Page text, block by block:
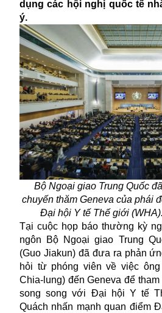
dụng các hội nghị quốc tế
ý.
Bộ Ngoại giao Trung Quốc
chuyến thăm Geneva của phái
Đại hội Y tế Thế giới
Tại cuộc họp báo thường kỳ
ngôn Bộ Ngoại giao Trung
(Guo Jiakun) đã đưa ra phản
hỏi từ phóng viên về việc
Chia-lung) đến Geneva để
song song với Đại hội Y tế
Quách nhấn mạnh quan điểm